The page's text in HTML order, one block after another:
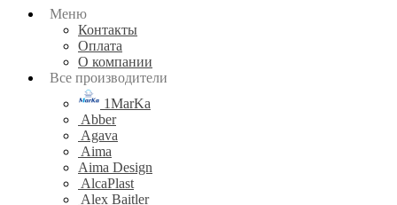
Меню
Контакты
Оплата
О компании
Все производители
1MarKa
Abber
Agava
Aima
Aima Design
AlcaPlast
Alex Baitler